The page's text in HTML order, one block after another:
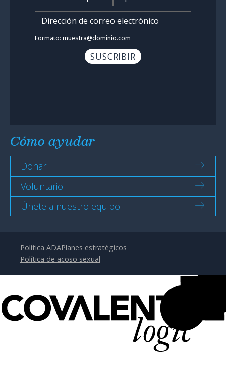
Ingrese su dirección de
Formato: muestra@dominio.com
Cómo ayudar
Donar
Voluntario
Únete a nuestro equipo
Política ADAPlanes estratégicos
Política de acoso sexual